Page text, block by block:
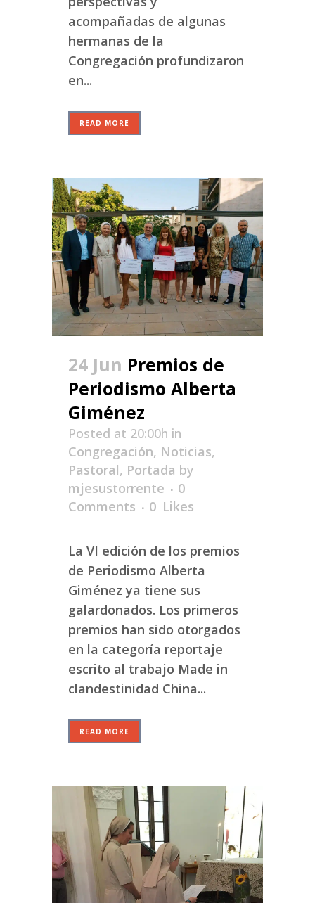
acompañadas de algunas
hermanas de la
Congregación profundizaron
en...
READ MORE
24 Jun Premios de
Periodismo Alberta
Giménez
Posted at 20:00h in
Congregación, Noticias,
Pastoral, Portada by
mjesustorrente
0
Comments
0 Likes
La VI edición de los premios
de Periodismo Alberta
Giménez ya tiene sus
galardonados. Los primeros
premios han sido otorgados
en la categoría reportaje
escrito al trabajo Made in
clandestinidad China...
READ MORE